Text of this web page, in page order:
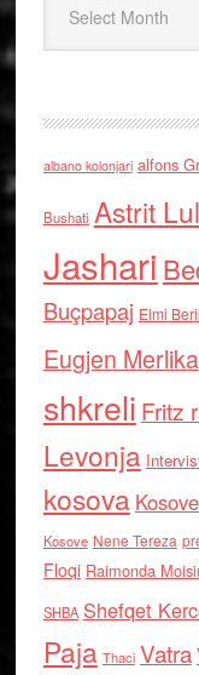
albano kolonjari alfons
Bushati Astrit
Jashari
Buçpapaj Elmi
Eugjen Merlika
shkreli Fritz
Levonja
kosova Kosove
Kosove Nene Tereza
Floqi Raimonda
SHBA Shefqet
Paja Thaci Vatra